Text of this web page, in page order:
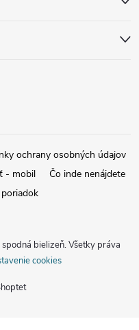
ochrany osobných údajov
- mobil
Čo inde nenájdete
bielizeň. Všetky práva
cookies